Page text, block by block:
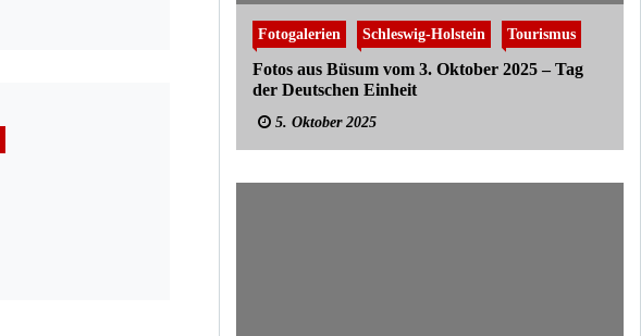
Fotogalerien Schleswig-Holstein Tourismus
Fotos aus Büsum vom 3. Oktober 2025 – Tag
der Deutschen Einheit
5. Oktober 2025